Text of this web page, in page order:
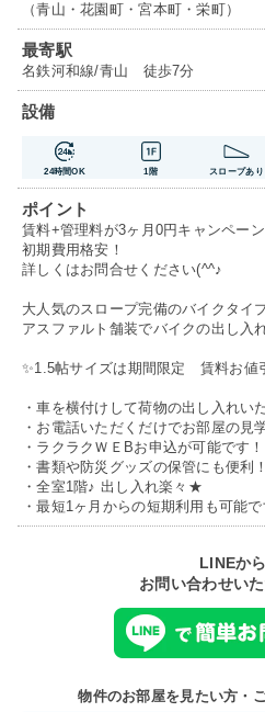
（青山・花園町・宮本町・栄町）
最寄駅
名鉄河和線/青山 徒歩7分
設備
24時間OK 1階 スロープあり
ポイント
賃料+管理料が3ヶ月0円キャンペーン
初期費用格安！
詳しくはお問合せください(^^♪
大人気のスロープ完備のバイクタイ
アスファルト舗装でバイクの出し入
✨1.5帖サイズは期間限定 賃料お値
・車を横付けして荷物の出し入れい
・お電話いただくだけでお部屋の見
・ラクラクＷＥBお申込が可能です！
・書類や防災グッズの保管にも便利！
・全室1階♪ 出し入れ楽々★
・最短1ヶ月からの短期利用も可能
LINEか
お問い合わせいた
物件のお部屋を見たい方・